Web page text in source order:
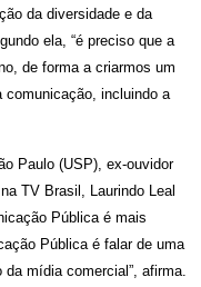
da diversidade e da
ela, “é preciso que a
de forma a criarmos um
comunicação, incluindo a
Paulo (USP), ex-ouvidor
TV Brasil, Laurindo Leal
Pública é mais
Pública é falar de uma
mídia comercial”, afirma.